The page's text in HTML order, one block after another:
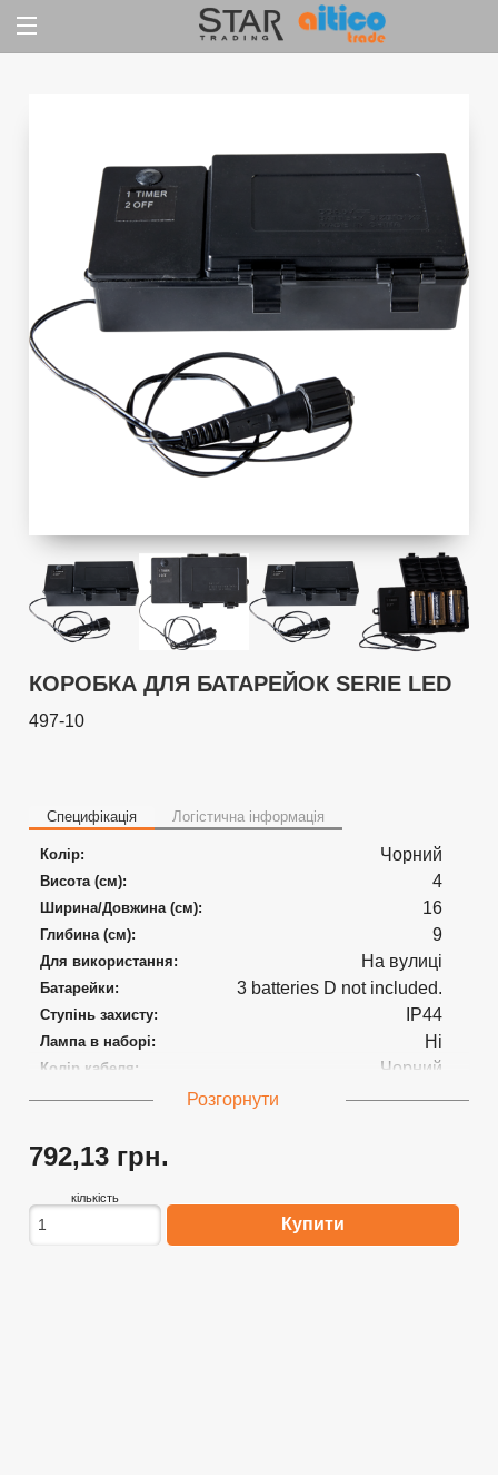
Jump
КОРОБКА ДЛЯ БАТАРЕЙОК SERIE LED
497-10
Специфікація Логістична інформація
Колір: Чорний
Висота (см): 4
Ширина/Довжина (см): 16
Глибина (см): 9
Для використання: На вулиці
Батарейки: 3 batteries D not included.
Ступінь захисту: IP44
Лампа в наборі: Ні
Колір кабеля: Чорний
Вхідна напруга (V):
Розгорнути
792,13 грн.
кількість